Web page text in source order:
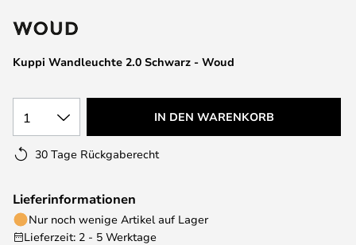
Kuppi Wandleuchte 2.0 Schwarz - Woud
1 IN DEN WARENKORB
30 Tage Rückgaberecht
Lieferinformationen
Nur noch wenige Artikel auf Lager
Lieferzeit: 2 - 5 Werktage